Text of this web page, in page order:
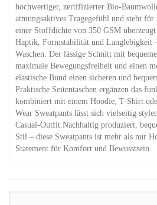
hochwertiger, zertifizierter Bio-
atmungsaktives Tragegefühl und steht
einer Stoffdichte von 350 GSM überzeugt
Haptik, Formstabilität und Langlebigkeit
Waschen. Der lässige Schnitt mit
maximale Bewegungsfreiheit und einen
elastische Bund einen sicheren und
Praktische Seitentaschen ergänzen das
kombiniert mit einem Hoodie, T-Shirt
Wear Sweatpants lässt sich vielseitig
Casual-Outfit.Nachhaltig produziert,
Stil – diese Sweatpants ist mehr als nur
Statement für Komfort und Bewusstsein.